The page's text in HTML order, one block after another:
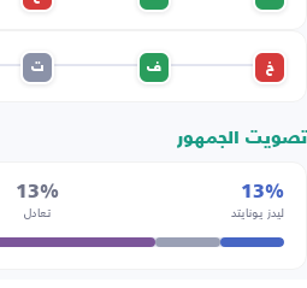
خ ف ت
تصويت الجمهور
13%
ليدز يونايتد
13%
تعادل